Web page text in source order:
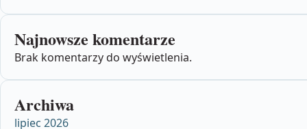
Najnowsze komentarze
Brak komentarzy do wyświetlenia.
Archiwa
lipiec 2026